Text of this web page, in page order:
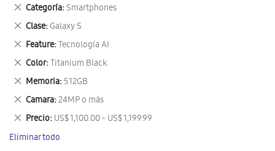
Categoría Smartphones
Eliminar
este
artículo
Clase Galaxy S
Eliminar
este
artículo
Feature Tecnología AI
Eliminar
este
artículo
Color Titanium Black.
Eliminar
este
artículo
Memoria 512GB
Eliminar
este
artículo
Camara 24MP o más
Eliminar
este
artículo
Precio US$ 1,100.00 - US$ 1,199.99
Eliminar
este
artículo
Eliminar todo